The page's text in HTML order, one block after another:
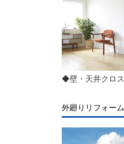
◆壁・天井クロス
外廻りリフォーム